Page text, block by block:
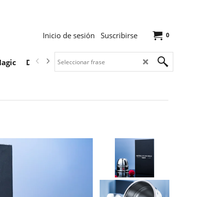
0
Inicio de sesión Suscribirse
Descargas